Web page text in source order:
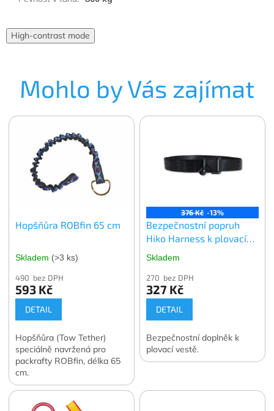
High-contrast mode
Mohlo by Vás zajímat
Hopšňůra ROBfin 65 cm
Skladem (>3 ks)
490 bez DPH
593 Kč
DETAIL
Hopšňůra (Tow Tether)
speciálně navržená pro
packrafty ROBfin, délka 65
cm.
376 Kč -13%
Bezpečnostní popruh
Hiko Harness k plovací
Skladem
270 bez DPH
327 Kč
DETAIL
Bezpečnostní doplněk k
plovací vestě.